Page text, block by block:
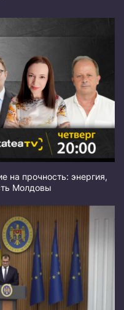
на прочность: энергия,
Молдовы